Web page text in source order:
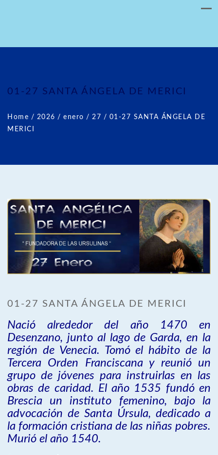
01-27 SANTA ÁNGELA DE MERICI
Home / 2026 / enero / 27 / 01-27 SANTA ÁNGELA DE
MERICI
01-27 SANTA ÁNGELA DE MERICI
Nació alrededor del año 1470 en
Desenzano, junto al lago de Garda, en la
región de Venecia. Tomó el hábito de la
Tercera Orden Franciscana y reunió un
grupo de jóvenes para instruirlas en las
obras de caridad. El año 1535 fundó en
Brescia un instituto femenino, bajo la
advocación de Santa Úrsula, dedicado a
la formación cristiana de las niñas pobres.
Murió el año 1540.